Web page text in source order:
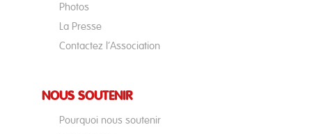
Photos
La Presse
Contactez l’Association
NOUS SOUTENIR
Pourquoi nous soutenir